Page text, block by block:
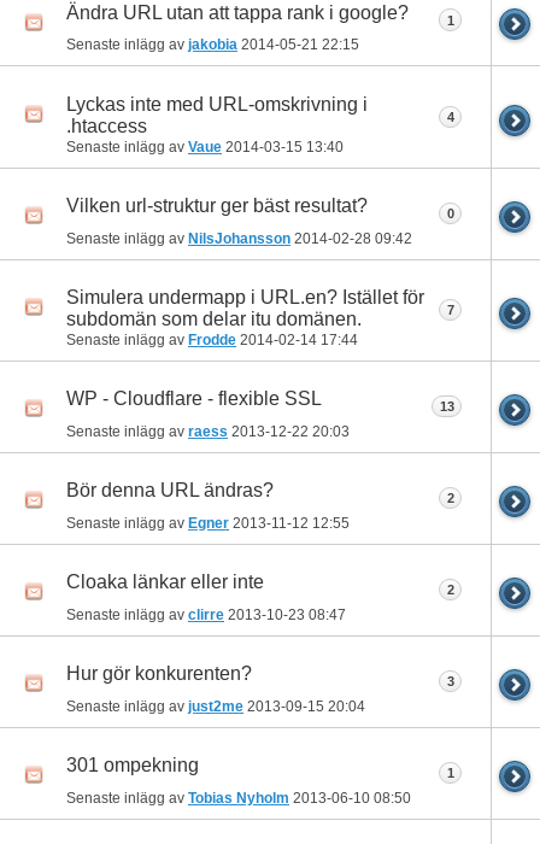
Ändra URL utan att tappa rank i google?
Senaste inlägg av jakobia 2014-05-21 22:15
1
Lyckas inte med URL-omskrivning i
.htaccess
Senaste inlägg av Vaue 2014-03-15 13:40
4
Vilken url-struktur ger bäst resultat?
Senaste inlägg av NilsJohansson 2014-02-28 09:42
0
Simulera undermapp i URL.en? Istället för
subdomän som delar itu domänen.
Senaste inlägg av Frodde 2014-02-14 17:44
7
WP - Cloudflare - flexible SSL
Senaste inlägg av raess 2013-12-22 20:03
13
Bör denna URL ändras?
Senaste inlägg av Egner 2013-11-12 12:55
2
Cloaka länkar eller inte
Senaste inlägg av clirre 2013-10-23 08:47
2
Hur gör konkurenten?
Senaste inlägg av just2me 2013-09-15 20:04
3
301 ompekning
Senaste inlägg av Tobias Nyholm 2013-06-10 08:50
1